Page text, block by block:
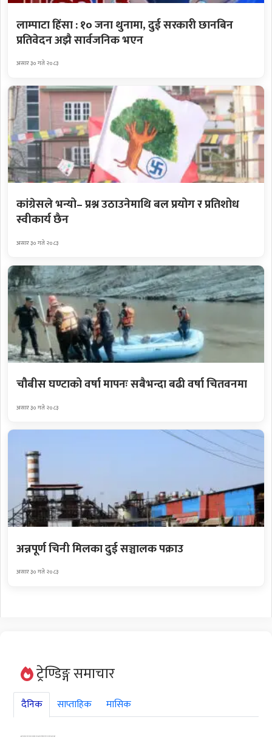
लाम्पाटा हिंसा : १० जना थुनामा, दुई सरकारी छानबिन
प्रतिवेदन अझै सार्वजनिक भएन
असार ३० गते २०८३
कांग्रेसले भन्यो– प्रश्न उठाउनेमाथि बल प्रयोग र प्रतिशोध
स्वीकार्य छैन
असार ३० गते २०८३
चौबीस घण्टाको वर्षा मापनः सबैभन्दा बढी वर्षा चितवनमा
असार ३० गते २०८३
अन्नपूर्ण चिनी मिलका दुई सञ्चालक पक्राउ
असार ३० गते २०८३
ट्रेण्डिङ्ग समाचार
दैनिक साप्ताहिक मासिक